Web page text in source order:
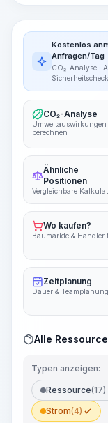
Kostenlos
Anfragen/Tag
CO₂-Analyse ·
Sicherheitscheck
CO₂-Analyse
Umweltauswirkungen
berechnen
Ähnliche
Positionen
Vergleichbare
Wo kaufen?
Baumärkte & Händler
Zeitplanung
Dauer & Teamplanung
Alle
Typen anzeigen:
Ressource(17)
Strom(4)